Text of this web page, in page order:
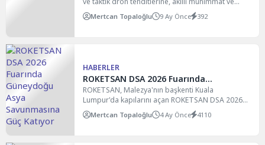
seyir...Mertcan Topaloğlu 9 Ay Önce 392
HABERLER
ROKETSAN DSA 2026 Fuarında
Güneydoğu Asya Savunmasına Güç
Katıyor
ROKETSAN, Malezya'nın başkenti Kuala
Lumpur'da kapılarını açan ROKETSAN DSA 2026
(Defense Services Asia) fuarında yerini...
Mertcan Topaloğlu 4 Ay Önce 4110